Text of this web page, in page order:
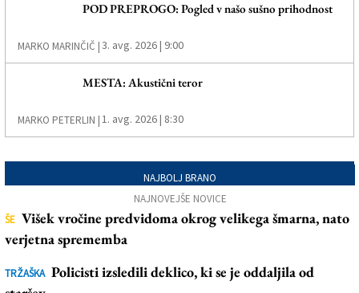
POD PREPROGO: Pogled v našo sušno prihodnost
MARKO MARINČIČ |3. avg. 2026 | 9:00
MESTA: Akustični teror
MARKO PETERLIN |1. avg. 2026 | 8:30
NAJBOLJ BRANO
NAJNOVEJŠE NOVICE
ŠE Višek vročine predvidoma okrog velikega šmarna, nato
verjetna sprememba
TRŽAŠKA Policisti izsledili deklico, ki se je oddaljila od